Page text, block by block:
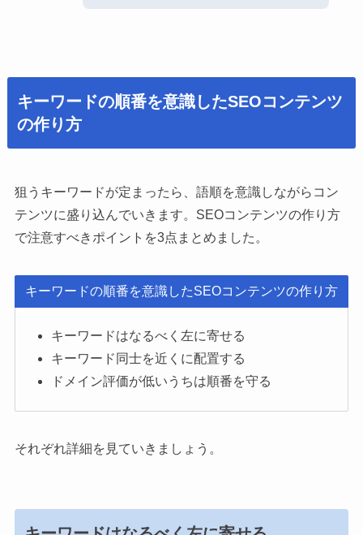
キーワードの順番を意識したSEOコンテンツ
の作り方
狙うキーワードが定まったら、語順を意識しながらコン
テンツに盛り込んでいきます。SEOコンテンツの作り方
で注意すべきポイントを3点まとめました。
キーワードの順番を意識したSEOコンテンツの作り方
キーワードはなるべく左に寄せる
キーワード同士を近くに配置する
ドメイン評価が低いうちは順番を守る
それぞれ詳細を見ていきましょう。